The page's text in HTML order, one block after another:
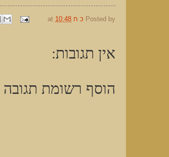
Posted by כ ח at 10:48
אין תגובות:
הוסף רשומת תגובה